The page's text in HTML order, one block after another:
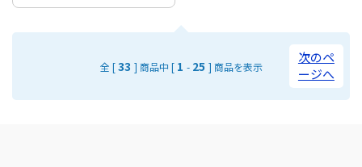
全 [ 33 ] 商品中 [ 1 - 25 ] 商品を表示
次のペ
ージへ